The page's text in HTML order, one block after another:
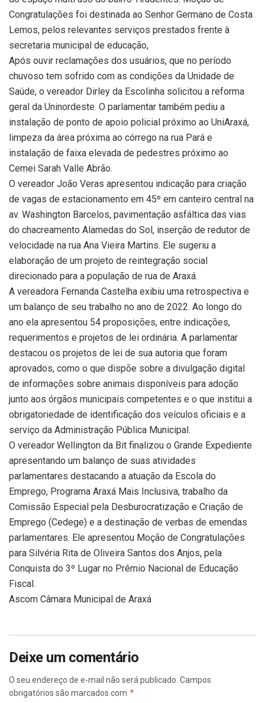
Congratulações foi destinada ao Senhor Germano de Costa
Lemos, pelos relevantes serviços prestados frente à
secretaria municipal de educação,
Após ouvir reclamações dos usuários, que no período
chuvoso tem sofrido com as condições da Unidade de
Saúde, o vereador Dirley da Escolinha solicitou a reforma
geral da Uninordeste. O parlamentar também pediu a
instalação de ponto de apoio policial próximo ao UniAraxá,
limpeza da área próxima ao córrego na rua Pará e
instalação de faixa elevada de pedestres próximo ao
Cemei Sarah Valle Abrão.
O vereador João Veras apresentou indicação para criação
de vagas de estacionamento em 45º em canteiro central na
av. Washington Barcelos, pavimentação asfáltica das vias
do chacreamento Alamedas do Sol, inserção de redutor de
velocidade na rua Ana Vieira Martins. Ele sugeriu a
elaboração de um projeto de reintegração social
direcionado para a população de rua de Araxá.
A vereadora Fernanda Castelha exibiu uma retrospectiva e
um balanço de seu trabalho no ano de 2022. Ao longo do
ano ela apresentou 54 proposições, entre indicações,
requerimentos e projetos de lei ordinária. A parlamentar
destacou os projetos de lei de sua autoria que foram
aprovados, como o que dispõe sobre a divulgação digital
de informações sobre animais disponíveis para adoção
junto aos órgãos municipais competentes e o que institui a
obrigatoriedade de identificação dos veículos oficiais e a
serviço da Administração Pública Municipal.
O vereador Wellington da Bit finalizou o Grande Expediente
apresentando um balanço de suas atividades
parlamentares destacando a atuação da Escola do
Emprego, Programa Araxá Mais Inclusiva, trabalho da
Comissão Especial pela Desburocratização e Criação de
Emprego (Cedege) e a destinação de verbas de emendas
parlamentares. Ele apresentou Moção de Congratulações
para Silvéria Rita de Oliveira Santos dos Anjos, pela
Conquista do 3º Lugar no Prêmio Nacional de Educação
Fiscal.
Ascom Câmara Municipal de Araxá
Deixe um comentário
O seu endereço de e-mail não será publicado. Campos
obrigatórios são marcados com *